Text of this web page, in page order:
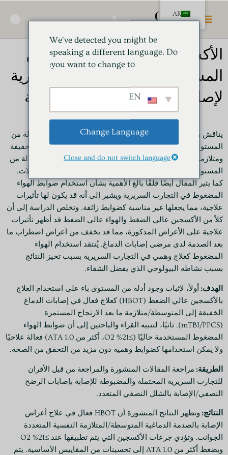
المحتوى
القائمة
الرئيسية
الأكسجين عالي الضغط: أدلة من
المستوى باء في التجارب السريرية
لإصابات الدماغ الرضحية الخفيفة
يناقش هذا المقال الفوائد المحتملة للأكسجين عالي الضغط: أدلة من
المستوى باء في التجارب السريرية لإصابات الدماغ الرضحية الخفيفة
ومتلازمة ما بعد الارتجاج المستمرة. ويسلط الضوء على وجود أدلة من
المستوى باء تدعم فعالية الأكسجين عالي الضغط في هذه الحالات.
كما يثير المقال أيضًا قلقًا بالغ الأهمية بشأن استخدام ضوابط الهواء
المضغوط في التجارب السريرية ويشير إلى أنه قد يكون لها تأثيرات
علاجية، مما يجعلها غير مناسبة كضوابط زائفة. وتخلص الدراسة إلى أن
كلاً من الأكسجين عالي الضغط والهواء عالي الضغط قد أظهر تأثيرات
علاجية على الأعراض المذكورة، مما قد يخفف من أعراض اضطراب ما
بعد الصدمة لدى مرضى إصابات الدماغ. يُنتقد استخدام الهواء
المضغوط كعلاج وهمي في التجارب السريرية بسبب تحيز النتائج
بسبب نشاطه البيولوجي الذي يفضل الشفاء.
الهدف: أولاً، لإثبات وجود أدلة من المستوى باء على استخدام العلاج
بالأكسجين عالي الضغط (HBOT) كعلاج فعال في إصابات الدماغ
الخفيفة إلى المتوسطة/متلازمة ما بعد الارتجاج المستمرة
(mTBI/PPCS). ثانيًا، لتنبيه القراء والباحثين إلى أن ضوابط الهواء
المضغوط المستخدمة حاليًا (≥21% O2، أكثر من 1.0 ATA) فعالة علاجيًا
ولا يمكن استخدامها كضوابط وهمية دون مزيد من التحقق من الصحة.
الطريقة: مراجعة المقالات المنشورة والمراجعة من قبل الأقران
للتجارب السريرية المحتملة والمضبوطة للإصابة بإصابات الرضح
النصفي/الإصابة بالشلل النصفي المتعدد.
النتائج:
وتظهر النتائج المنشورة أن HBOT فعال في علاج أعراض
الإصابة بالصدمة الدماغية المتوسطة/المتلازمة النفسية المتعددة
الجوانب. وتؤدي جرعات الأكسجين التي يتم تطبيقها عند ≥21% O2
وبضغط أكثر من 1.0 ATA إلى تحسينات من المقاييس الأساسية. يتم
AR
We've detected you might be
speaking a different language. Do
you want to change to:
Change Language
Close and do not switch language